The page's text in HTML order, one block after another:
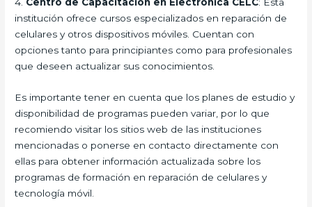
4. Centro de Capacitación en Electrónica CELC: Esta
institución ofrece cursos especializados en reparación de
celulares y otros dispositivos móviles. Cuentan con
opciones tanto para principiantes como para profesionales
que deseen actualizar sus conocimientos.
Es importante tener en cuenta que los planes de estudio y
disponibilidad de programas pueden variar, por lo que
recomiendo visitar los sitios web de las instituciones
mencionadas o ponerse en contacto directamente con
ellas para obtener información actualizada sobre los
programas de formación en reparación de celulares y
tecnología móvil.